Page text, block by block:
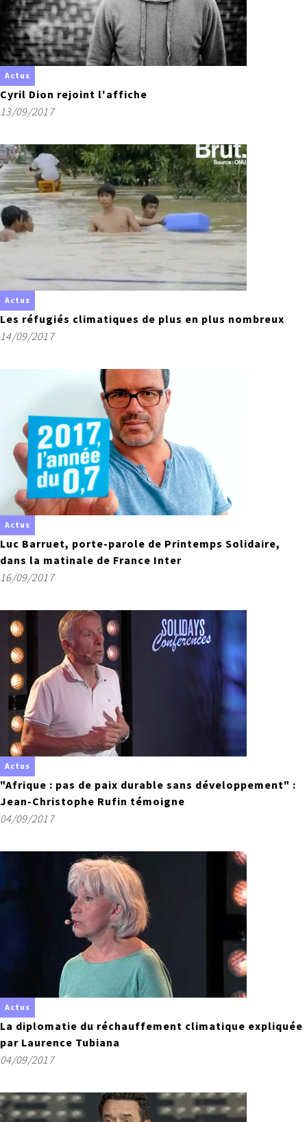
Actus
Cyril Dion rejoint l'affiche
13/09/2017
Actus
Les réfugiés climatiques de plus en plus nombreux
14/09/2017
Actus
Luc Barruet, porte-parole de Printemps Solidaire,
dans la matinale de France Inter
16/09/2017
Actus
"Afrique : pas de paix durable sans développement" :
Jean-Christophe Rufin témoigne
04/09/2017
Actus
La diplomatie du réchauffement climatique expliquée
par Laurence Tubiana
04/09/2017